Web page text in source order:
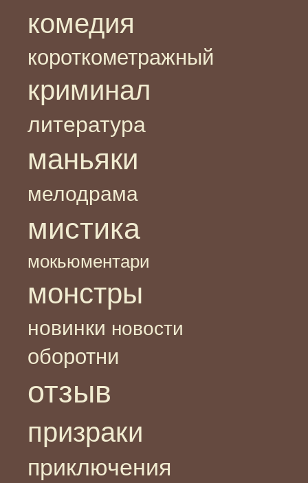
комедия
короткометражный
криминал
литература
маньяки
мелодрама
мистика
мокьюментари
монстры
новинки новости
оборотни
отзыв
призраки
приключения